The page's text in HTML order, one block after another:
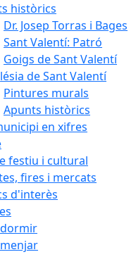
històrics
Dr. Josep Torras i Bages
Sant Valentí: Patró
Goigs de Sant Valentí
de Sant Valentí
Pintures murals
Apunts històrics
en xifres
festiu i cultural
fires i mercats
d'interès